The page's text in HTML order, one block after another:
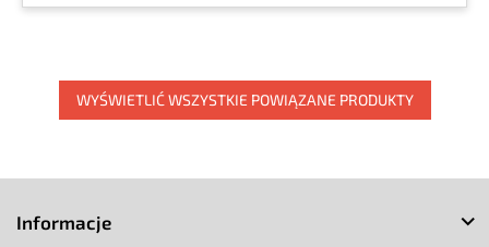
WYŚWIETLIĆ WSZYSTKIE POWIĄZANE PRODUKTY
Informacje